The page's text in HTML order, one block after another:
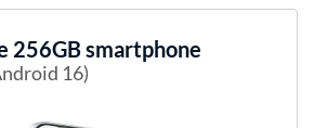
256GB smartphone
16)